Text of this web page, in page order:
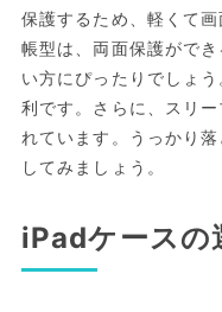
保護するため、軽くて
帳型は、両面保護がで
い方にぴったりでしょ
利です。さらに、スリ
れています。うっかり
してみましょう。
iPadケースの